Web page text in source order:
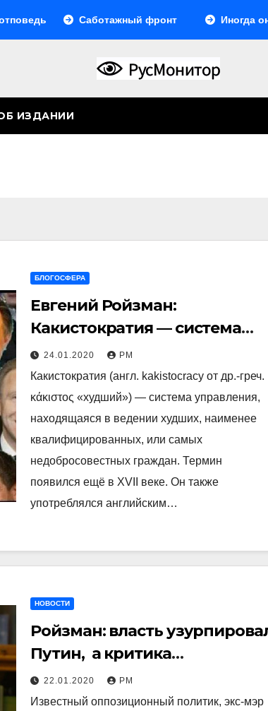
Саботажный фронт Иногда они
ИЗДАНИИ
БЛОГОСФЕРА
Евгений Ройзман:
Какистократия — система
управления, находящаяся в
ведении худших, наименее
квалифицированных, или
самых недобросовестных
граждан
24.01.2020 РМ
Какистократия (англ. kakistocracy от др.-греч.
κάκιστος «худший») — система управления,
находящаяся в ведении худших, наименее
квалифицированных, или самых
недобросовестных граждан. Термин
появился ещё в XVII веке. Он также
употреблялся английским…
НОВОСТИ
Ройзман: власть
Путин, а критика
обрушивается на Навального
22.01.2020 РМ
Известный оппозиционный политик, экс-мэр